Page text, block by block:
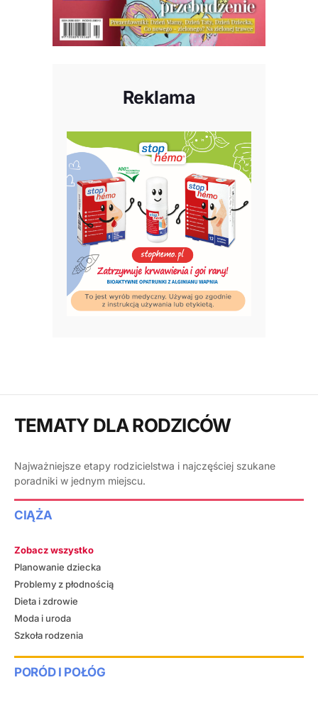
Reklama
TEMATY DLA RODZICÓW
Najważniejsze etapy rodzicielstwa i najczęściej szukane
poradniki w jednym miejscu.
CIĄŻA
Zobacz wszystko
Planowanie dziecka
Problemy z płodnością
Dieta i zdrowie
Moda i uroda
Szkoła rodzenia
PORÓD I POŁÓG